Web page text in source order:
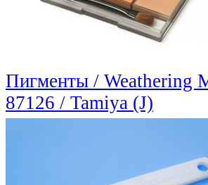
Пигменты / Weathering
87126 / Tamiya (J)